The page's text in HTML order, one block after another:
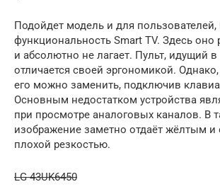
Подойдет модель и для
функциональность Smart TV. Здесь оно
и абсолютно не лагает. Пульт, идущий в
отличается своей эргономикой.
его можно заменить, подключив
Основным недостатком устройства
при просмотре аналоговых каналов. В
изображение заметно отдаёт жёлтым и
плохой резкостью.
LG 43UK6450